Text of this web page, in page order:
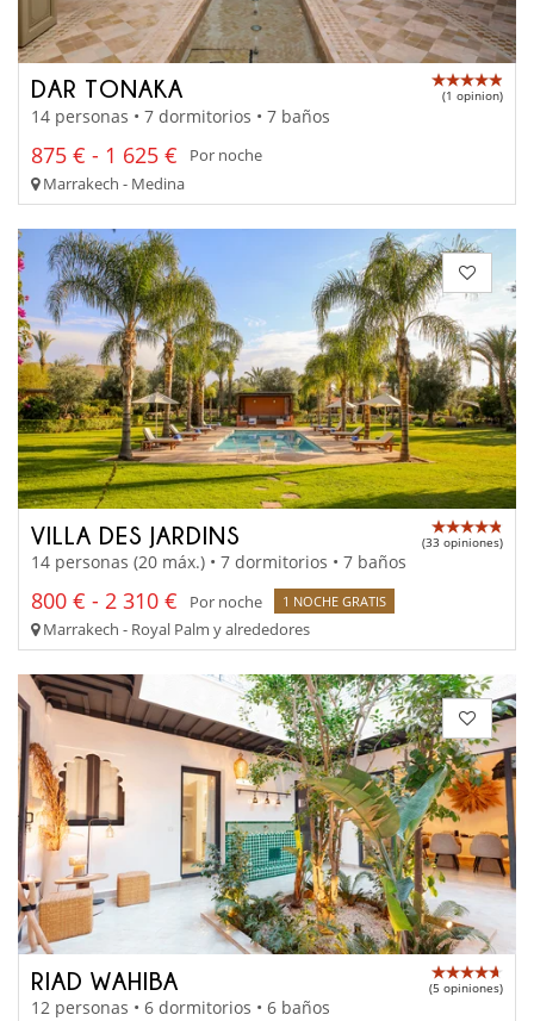
DAR TONAKA (1 opinion)
14 personas • 7 dormitorios • 7 baños
875 € - 1 625 €
Por noche
Marrakech - Medina
VILLA DES JARDINS (33 opiniones)
14 personas (20 máx.) • 7 dormitorios • 7 baños
800 € - 2 310 € Por noche 1 NOCHE GRATIS
Marrakech - Royal Palm y alrededores
RIAD WAHIBA (5 opiniones)
12 personas • 6 dormitorios • 6 baños